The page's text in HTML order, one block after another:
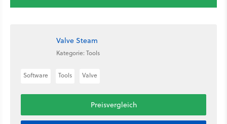
Valve Steam
Kategorie: Tools
Software Tools Valve
Preisvergleich